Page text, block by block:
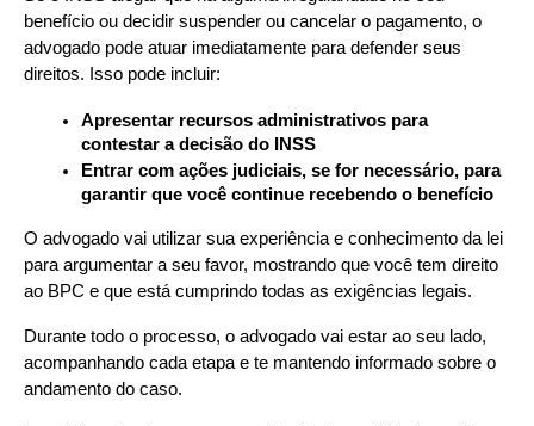
benefício ou decidir suspender ou cancelar o pagamento, o
advogado pode atuar imediatamente para defender seus
direitos. Isso pode incluir:
Apresentar recursos administrativos para
contestar a decisão do INSS
Entrar com ações judiciais, se for necessário, para
garantir que você continue recebendo o benefício
O advogado vai utilizar sua experiência e conhecimento da lei
para argumentar a seu favor, mostrando que você tem direito
ao BPC e que está cumprindo todas as exigências legais.
Durante todo o processo, o advogado vai estar ao seu lado,
acompanhando cada etapa e te mantendo informado sobre o
andamento do caso.